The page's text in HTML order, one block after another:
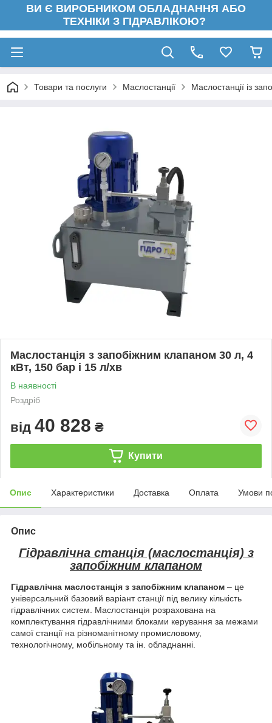
ВИ Є ВИРОБНИКОМ ОБЛАДНАННЯ АБО
ТЕХНІКИ З ГІДРАВЛІКОЮ?
Товари та послуги Маслостанції Маслостанції із
Маслостанція з запобіжним клапаном 30 л, 4
кВт, 150 бар і 15 л/хв
В наявності
Роздріб
від 40 828 ₴
Купити
Опис Характеристики Доставка Оплата Умови
Опис
Гідравлічна станція (маслостанція) з
запобіжним клапаном
Гідравлічна маслостанція з запобіжним клапаном – це
універсальний базовий варіант станції під велику кількість
гідравлічних систем. Маслостанція розрахована на
комплектування гідравлічними блоками керування за межами
самої станції на різноманітному промисловому,
технологічному, мобільному та ін. обладнанні.